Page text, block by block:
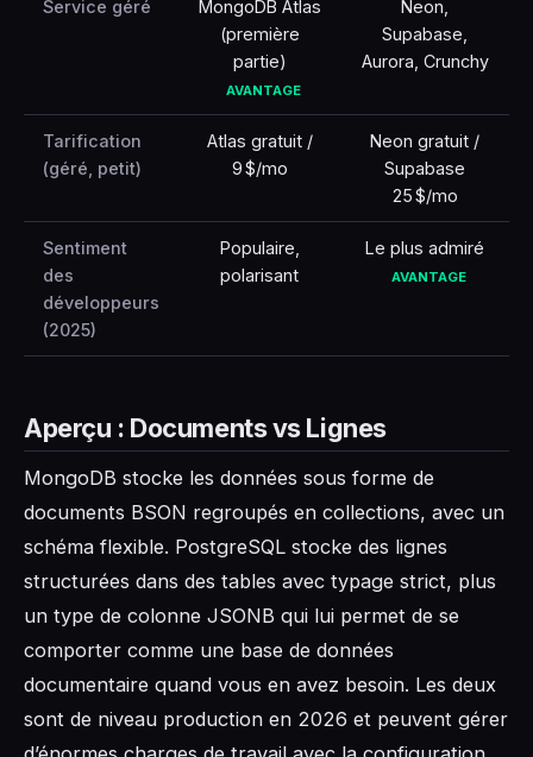
Service géré
MongoDB Atlas
(première
partie)
AVANTAGE
Neon,
Supabase,
Aurora, Crunchy
Tarification
(géré, petit)
Atlas gratuit /
9 $/mo
Neon gratuit /
Supabase
25 $/mo
Sentiment
des
développeurs
(2025)
Populaire,
polarisant
Le plus admiré
AVANTAGE
Aperçu : Documents vs Lignes
MongoDB stocke les données sous forme de
documents BSON regroupés en collections, avec un
schéma flexible. PostgreSQL stocke des lignes
structurées dans des tables avec typage strict, plus
un type de colonne JSONB qui lui permet de se
comporter comme une base de données
documentaire quand vous en avez besoin. Les deux
sont de niveau production en 2026 et peuvent gérer